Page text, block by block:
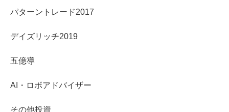
パターントレード2017
デイズリッチ2019
五億導
AI・ロボアドバイザー
その他投資